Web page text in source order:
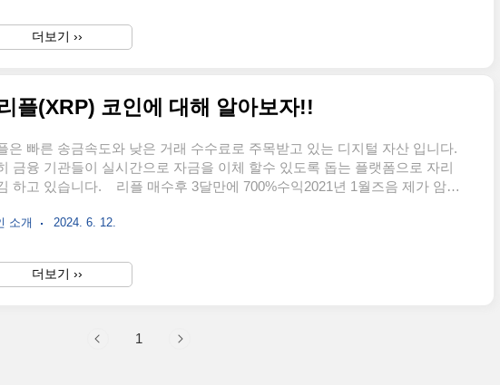
잭슨 팔머가 만든 가상화폐입니다. 이 코인은 인터넷에서 인기 있는 시바견
을 바탕으로 만들어졌으며, 처음에는 장난으로 시작되었습니다.그러나
더보기 ››
플(XRP) 코인에 대해 알아보자!!
은 빠른 송금속도와 낮은 거래 수수료로 주목받고 있는 디지털 자산 입니다.
금융 기관들이 실시간으로 자금을 이체 할수 있도록 돕는 플랫폼으로 자리
하고 있습니다. 리플 매수후 3달만에 700%수익2021년 1월즈음 제가 암호
을 매수하기 위함이었습니다. 뭣도 모르는 코린이 시절 나름 분석을 해본 결
했던 친구들을 놀리며 저에게 좋은 추억을 주었던 코인이기에 애정이 남다
다. 이때 리플은 제가 매수 한 첫코인이라 장투로 가지고 있기로 계획하였고
소개 2024. 6. 12.
더보기 ››
1